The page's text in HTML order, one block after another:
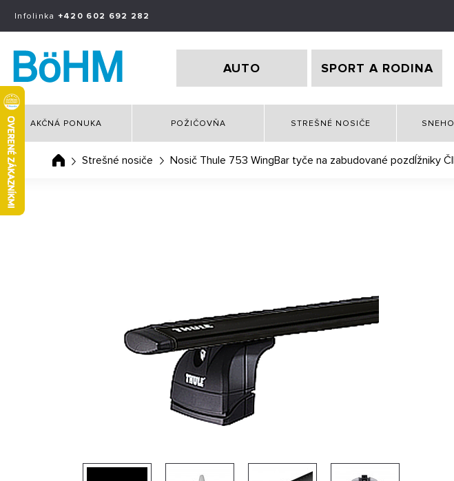
Infolinka +420 602 692 282
AUTO SPORT A RODINA
AKČNÁ PONUKA POŽIČOVŇA STREŠNÉ NOSIČE
Strešné nosiče Nosič Thule 753 WingBar tyče na zabudované pozdĺžniky